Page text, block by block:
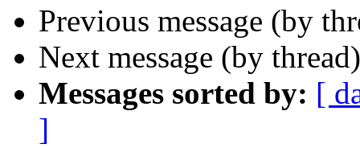
Previous message (by
Next message (by
Messages sorted by: [
]